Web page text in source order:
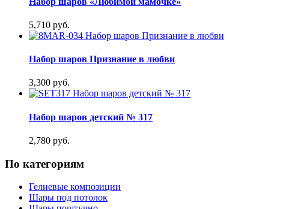
5,710 руб.
Набор шаров Признание в любви
3,300 руб.
Набор шаров детский № 317
2,780 руб.
По категориям
Гелиевые композиции
Шары под потолок